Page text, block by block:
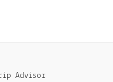
Advisor